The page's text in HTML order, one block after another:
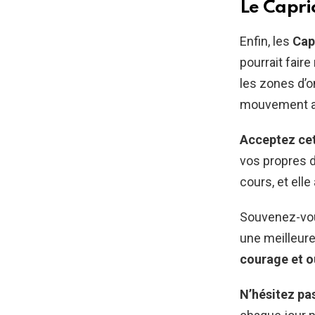
Le
Enfin, les
pourrait
les zones
mouvement
Acceptez
vos propres
cours, et
Souvenez-
une
courage et
N’hésitez